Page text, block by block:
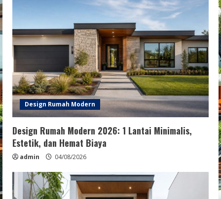
Design Rumah Modern
Design Rumah Modern 2026: 1 Lantai Minimalis,
Estetik, dan Hemat Biaya
admin 04/08/2026